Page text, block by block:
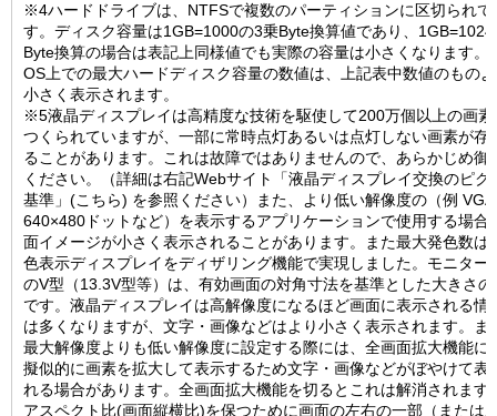
※4ハードドライブは、NTFSで複数のパーティションに区切られて
す。ディスク容量は1GB=1000の3乗Byte換算値であり、
Byte換算の場合は表記上同様値でも実際の容量は小さくなります。
OS上での最大ハードディスク容量の数値は、上記表中数値のもの
小さく表示されます。
※5液晶ディスプレイは高精度な技術を駆使して200万個以上の画素
つくられていますが、一部に常時点灯あるいは点灯しない画素が存
ることがあります。これは故障ではありませんので、あらかじめ御
ください。（詳細は右記Webサイト「液晶ディスプレイ交換のピク
基準」(こちら) を参照ください）また、より低い解像度の（例 VGA
640×480ドットなど）を表示するアプリケーションで使用する場合
面イメージが小さく表示されることがあります。また最大発色数は
色表示ディスプレイをディザリング機能で実現しました。モニター
のV型（13.3V型等）は、有効画面の対角寸法を基準とした大きさの
です。液晶ディスプレイは高解像度になるほど画面に表示される情
は多くなりますが、文字・画像などはより小さく表示されます。ま
最大解像度よりも低い解像度に設定する際には、全画面拡大機能に
擬似的に画素を拡大して表示するため文字・画像などがぼやけて表
れる場合があります。全画面拡大機能を切るとこれは解消されます
アスペクト比(画面縦横比)を保つために画面の左右の一部（または